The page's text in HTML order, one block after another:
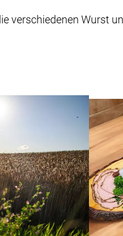
verschiedenen Wurst